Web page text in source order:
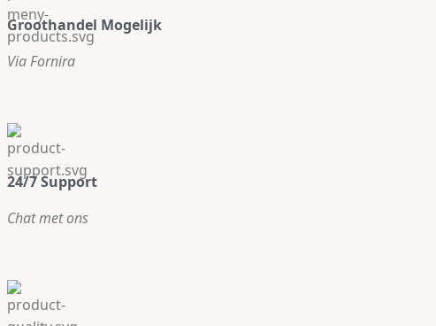
Groothandel Mogelijk
Via Fornira
24/7 Support
Chat met ons